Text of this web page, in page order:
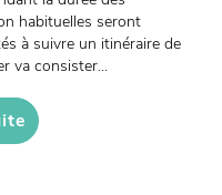
habituelles seront
à suivre un itinéraire de
va consister...